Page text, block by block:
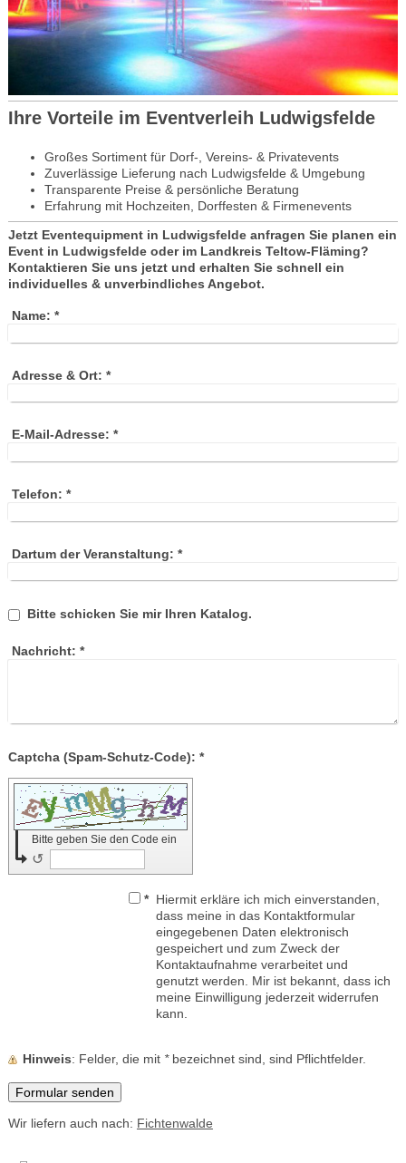
Ihre Vorteile im Eventverleih Ludwigsfelde
Großes Sortiment für Dorf-, Vereins- & Privatevents
Zuverlässige Lieferung nach Ludwigsfelde & Umgebung
Transparente Preise & persönliche Beratung
Erfahrung mit Hochzeiten, Dorffesten & Firmenevents
Jetzt Eventequipment in Ludwigsfelde anfragen Sie planen ein
Event in Ludwigsfelde oder im Landkreis Teltow-Fläming?
Kontaktieren Sie uns jetzt und erhalten Sie schnell ein
individuelles & unverbindliches Angebot.
Name: *
Adresse & Ort: *
E-Mail-Adresse: *
Telefon: *
Dartum der Veranstaltung: *
Bitte schicken Sie mir Ihren Katalog.
Nachricht: *
Captcha (Spam-Schutz-Code): *
Bitte geben Sie den Code ein
↺
* Hiermit erkläre ich mich einverstanden,
dass meine in das Kontaktformular
eingegebenen Daten elektronisch
gespeichert und zum Zweck der
Kontaktaufnahme verarbeitet und
genutzt werden. Mir ist bekannt, dass ich
meine Einwilligung jederzeit widerrufen
kann.
Hinweis : Felder, die mit *bezeichnet sind, sind Pflichtfelder.
Wir liefern auch nach: Fichtenwalde